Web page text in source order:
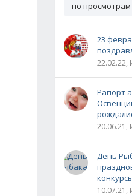
по просмотрам
23
Рапорт
День